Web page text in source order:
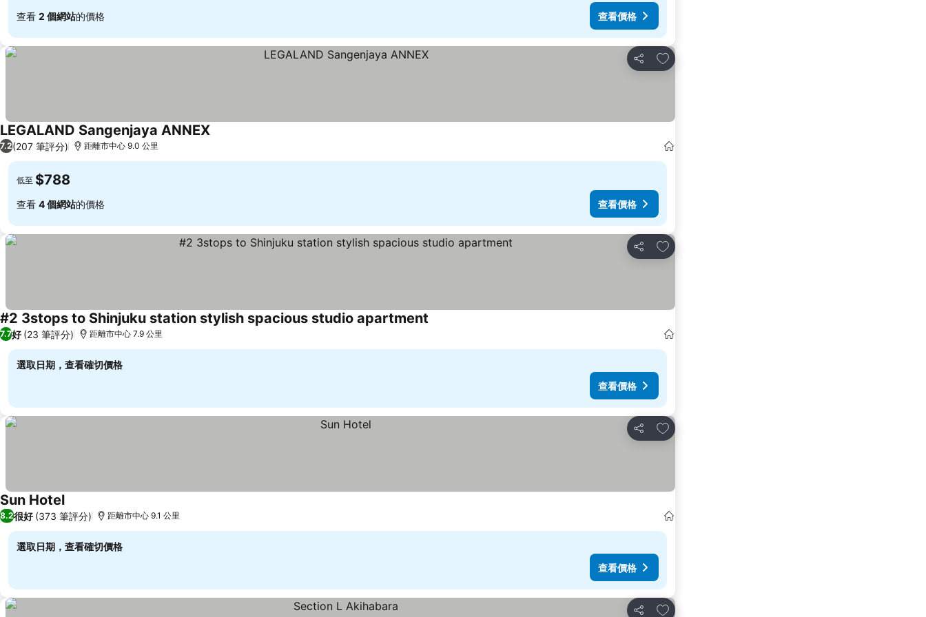
查看 2 個網站的價格 查看價格
分享
放到收藏夾
LEGALAND Sangenjaya ANNEX查看價格
7.2(207 筆評分) 距離市中心 9.0 公里
低至 $788
查看 4 個網站的價格 查看價格
分享
放到收藏夾
#2 3stops to Shinjuku station stylish spacious studio apartment
7.7好 (23 筆評分) 距離市中心 7.9 公里
選取日期，查看確切價格
查看價格
分享
放到收藏夾
Sun Hotel查看價格
8.2很好 (373 筆評分) 距離市中心 9.1 公里
選取日期，查看確切價格
查看價格
放到收藏夾